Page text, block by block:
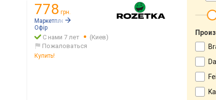
778 грн.
Маркетплейс:
Офір
С нами 7 лет
(Киев)
Пожаловаться
Купить!